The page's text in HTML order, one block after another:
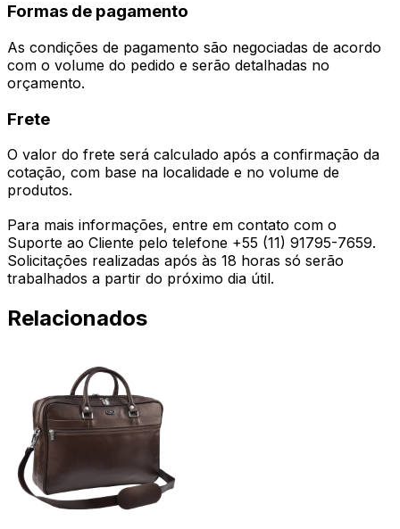
Formas de pagamento
As condições de pagamento são negociadas de acordo
com o volume do pedido e serão detalhadas no
orçamento.
Frete
O valor do frete será calculado após a confirmação da
cotação, com base na localidade e no volume de
produtos.
Para mais informações, entre em contato com o
Suporte ao Cliente pelo telefone +55 (11) 91795-7659.
Solicitações realizadas após às 18 horas só serão
trabalhados a partir do próximo dia útil.
Relacionados